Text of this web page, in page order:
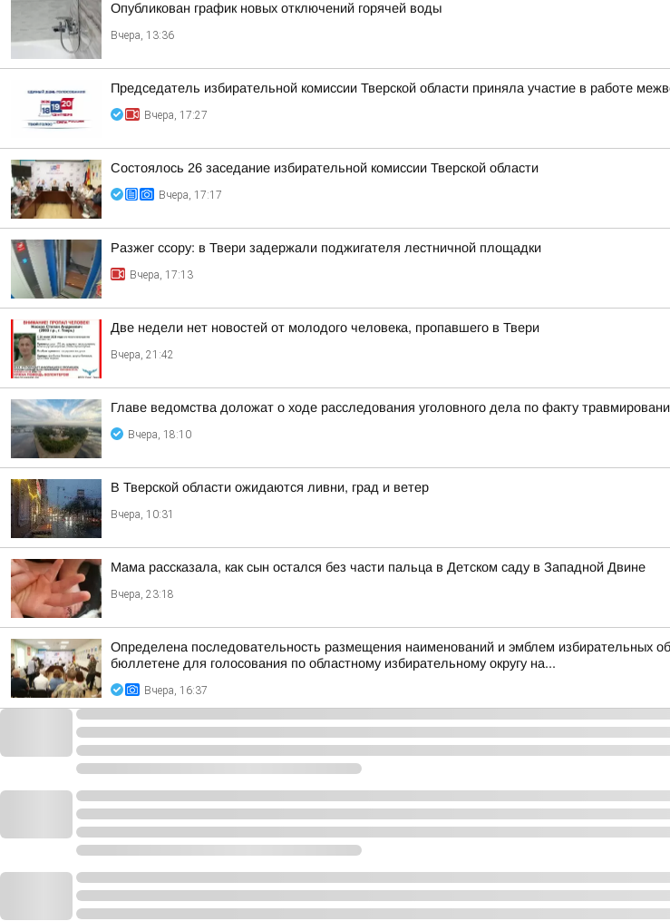
Опубликован график новых отключений горячей воды
Вчера, 13:36
Председатель избирательной комиссии Тверской области приняла участие в работе
Вчера, 17:27
Состоялось 26 заседание избирательной комиссии Тверской области
Вчера, 17:17
Разжег ссору: в Твери задержали поджигателя лестничной площадки
Вчера, 17:13
Две недели нет новостей от молодого человека, пропавшего в Твери
Вчера, 21:42
Главе ведомства доложат о ходе расследования уголовного дела по факту
Вчера, 18:10
В Тверской области ожидаются ливни, град и ветер
Вчера, 10:31
Мама рассказала, как сын остался без части пальца в Детском саду в Западной Двине
Вчера, 23:18
Определена последовательность размещения наименований и эмблем избирательных
бюллетене для голосования по областному избирательному округу на...
Вчера, 16:37